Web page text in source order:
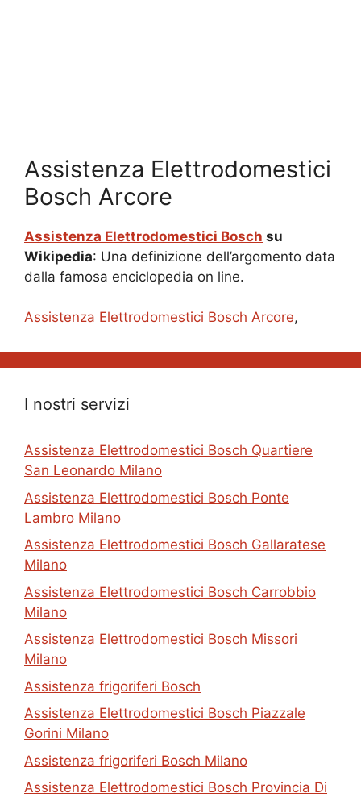
Assistenza Elettrodomestici
Bosch Arcore
Assistenza Elettrodomestici Bosch su
Wikipedia: Una definizione dell’argomento data
dalla famosa enciclopedia on line.
Assistenza Elettrodomestici Bosch Arcore,
I nostri servizi
Assistenza Elettrodomestici Bosch Quartiere
San Leonardo Milano
Assistenza Elettrodomestici Bosch Ponte
Lambro Milano
Assistenza Elettrodomestici Bosch Gallaratese
Milano
Assistenza Elettrodomestici Bosch Carrobbio
Milano
Assistenza Elettrodomestici Bosch Missori
Milano
Assistenza frigoriferi Bosch
Assistenza Elettrodomestici Bosch Piazzale
Gorini Milano
Assistenza frigoriferi Bosch Milano
Assistenza Elettrodomestici Bosch Provincia Di